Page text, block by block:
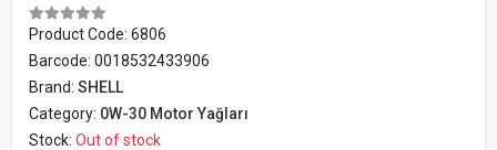
Product Code: 6806
Barcode: 0018532433906
Brand: SHELL
Category: 0W-30 Motor Yağları
Stock: Out of stock